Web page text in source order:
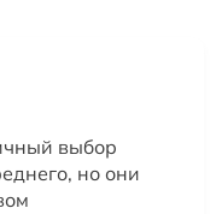
выбор
но они